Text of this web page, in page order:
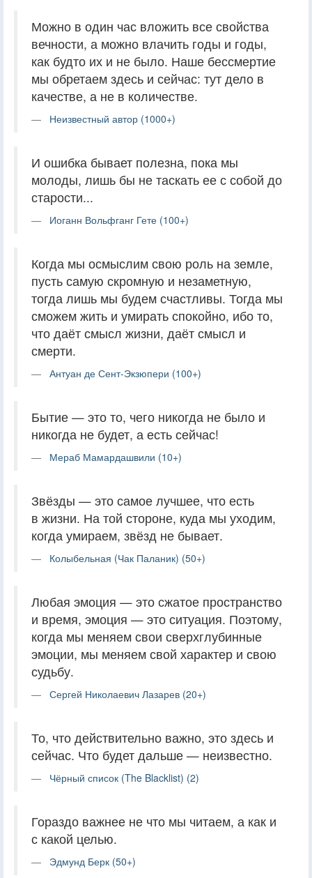
Можно в один час вложить все свойства
вечности, а можно влачить годы и годы,
как будто их и не было. Наше бессмертие
мы обретаем здесь и сейчас: тут дело в
качестве, а не в количестве.
Неизвестный автор (1000+)
И ошибка бывает полезна, пока мы
молоды, лишь бы не таскать ее с собой до
старости...
Иоганн Вольфганг Гете (100+)
Когда мы осмыслим свою роль на земле,
пусть самую скромную и незаметную,
тогда лишь мы будем счастливы. Тогда мы
сможем жить и умирать спокойно, ибо то,
что даёт смысл жизни, даёт смысл и
смерти.
Антуан де Сент-Экзюпери (100+)
Бытие — это то, чего никогда не было и
никогда не будет, а есть сейчас!
Мераб Мамардашвили (10+)
Звёзды — это самое лучшее, что есть
в жизни. На той стороне, куда мы уходим,
когда умираем, звёзд не бывает.
Колыбельная (Чак Паланик) (50+)
Любая эмоция — это сжатое пространство
и время, эмоция — это ситуация. Поэтому,
когда мы меняем свои сверхглубинные
эмоции, мы меняем свой характер и свою
судьбу.
Сергей Николаевич Лазарев (20+)
То, что действительно важно, это здесь и
сейчас. Что будет дальше — неизвестно.
Чёрный список (The Blacklist) (2)
Гораздо важнее не что мы читаем, а как и
с какой целью.
Эдмунд Берк (50+)